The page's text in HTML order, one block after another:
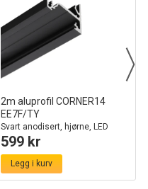
2m aluprofil CORNER14
EE7F/TY
Svart anodisert, hjørne, LED
skinne
599 kr
Legg i kurv